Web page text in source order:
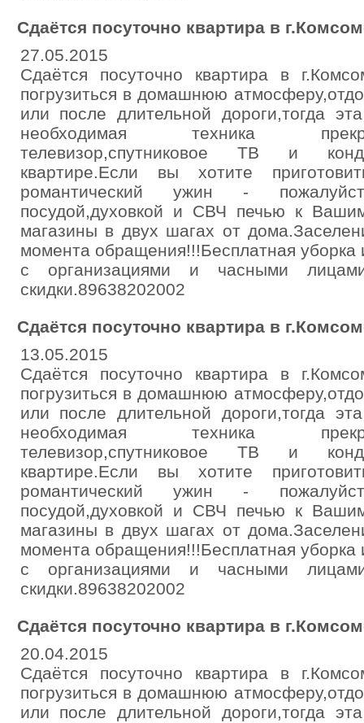
Сдаётся посуточно квартира в
27.05.2015
Сдаётся посуточно квартира в
погрузиться в домашнюю
или после длительной дороги,тогда
необходимая техника
телевизор,спутниковое ТВ и
квартире.Если вы хотите
романтический ужин -
посудой,духовкой и СВЧ печью к
магазины в двух шагах от
момента обращения!!!Бесплатная
с организациями и часными
скидки.89638202002
Сдаётся посуточно квартира в
13.05.2015
Сдаётся посуточно квартира в
погрузиться в домашнюю
или после длительной дороги,тогда
необходимая техника
телевизор,спутниковое ТВ и
квартире.Если вы хотите
романтический ужин -
посудой,духовкой и СВЧ печью к
магазины в двух шагах от
момента обращения!!!Бесплатная
с организациями и часными
скидки.89638202002
Сдаётся посуточно квартира в
20.04.2015
Сдаётся посуточно квартира в
погрузиться в домашнюю
или после длительной дороги,тогда